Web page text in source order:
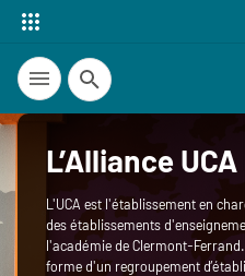
Recherche
L’Alliance UCA
L'UCA est l'établissement en
des établissements
l'académie de Clermont-
forme d'un regroupement